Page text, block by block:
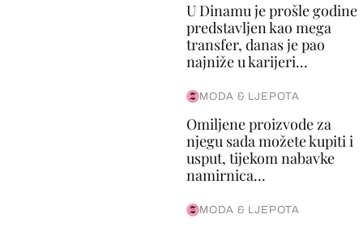
U Dinamu je prošle godine
predstavljen kao mega
transfer, danas je pao
najniže u karijeri...
MODA & LJEPOTA
Omiljene proizvode za
njegu sada možete kupiti i
usput, tijekom nabavke
namirnica...
MODA & LJEPOTA